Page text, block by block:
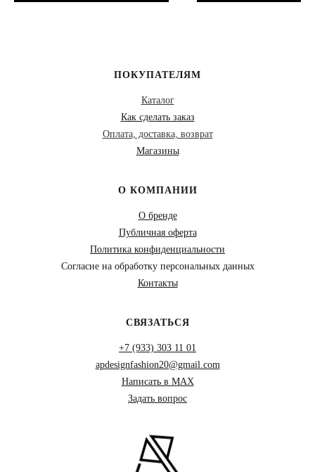
ПОКУПАТЕЛЯМ
Каталог
Как сделать заказ
Оплата, доставка, возврат
Магазины
О КОМПАНИИ
О бренде
Публичная оферта
Политика конфиденциальности
Согласие на обработку персональных данных
Контакты
СВЯЗАТЬСЯ
+7 (933) 303 11 01
apdesignfashion20@gmail.com
Написать в MAX
Задать вопрос